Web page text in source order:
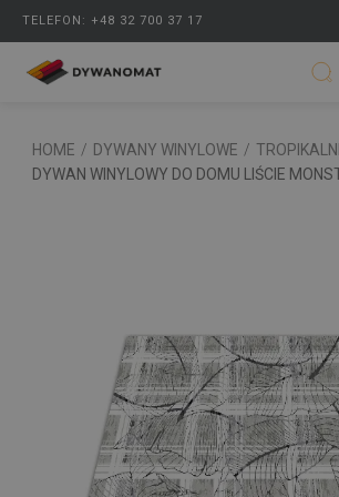
TELEFON: +48 32 700 37 17
HOME / DYWANY WINYLOWE /
DYWAN WINYLOWY DO DOMU LIŚCIE